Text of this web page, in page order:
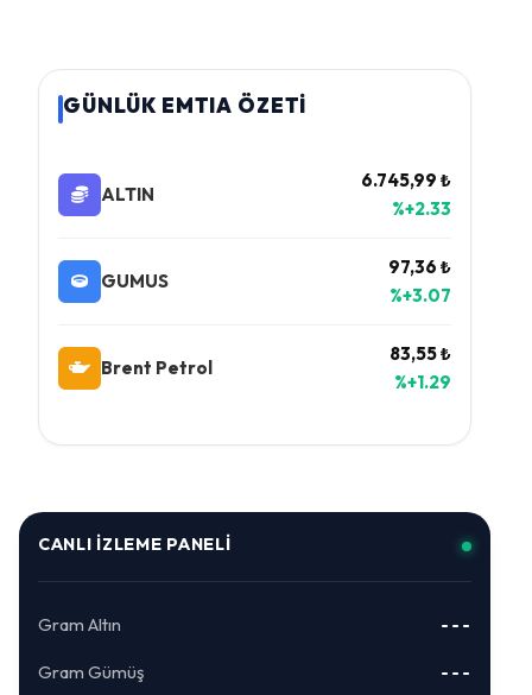
GÜNLÜK EMTIA ÖZETİ
ALTIN
6.745,99 ₺
%+2.33
GUMUS
97,36 ₺
%+3.07
Brent Petrol
83,55 ₺
%+1.29
CANLI İZLEME PANELI
Gram Altın ---
Gram Gümüş ---